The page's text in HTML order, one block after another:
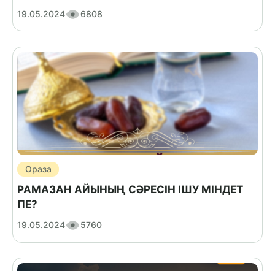
19.05.2024 6808
Ораза
РАМАЗАН АЙЫНЫҢ СӘРЕСІН ІШУ МІНДЕТ
ПЕ?
19.05.2024 5760